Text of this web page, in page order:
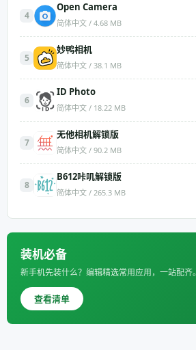
4
Open Camera
简体中文 / 4.68 MB
5
妙鸭相机
简体中文 / 38.1 MB
6
ID Photo
简体中文 / 18.22 MB
7
无他相机解锁版
简体中文 / 90.2 MB
8
B612咔叽解锁版
简体中文 / 265.3 MB
装机必备
新手机先装什么？编辑精选常用应用，一站配齐。
查看清单